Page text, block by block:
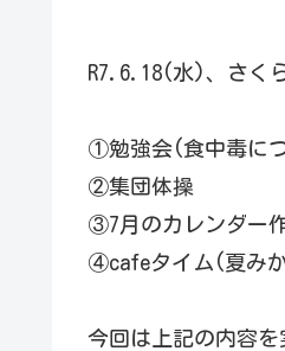
R7.6.18(水)、さく
①勉強会(食中毒に
②集団体操
③7月のカレンダー
④cafeタイム(夏み
今回は上記の内容